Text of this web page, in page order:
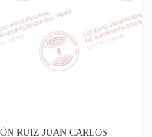
RUIZ JUAN CARLOS